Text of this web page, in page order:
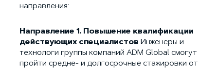
направления:
Направление 1. Повышение квалификации
действующих специалистов Инженеры и
технологи группы компаний ADM Global смогут
пройти средне- и долгосрочные стажировки от